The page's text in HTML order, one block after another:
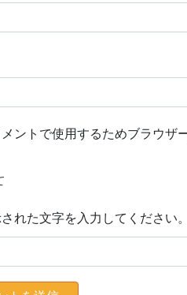
ントで使用するためブラウザ
された文字を入力してください。